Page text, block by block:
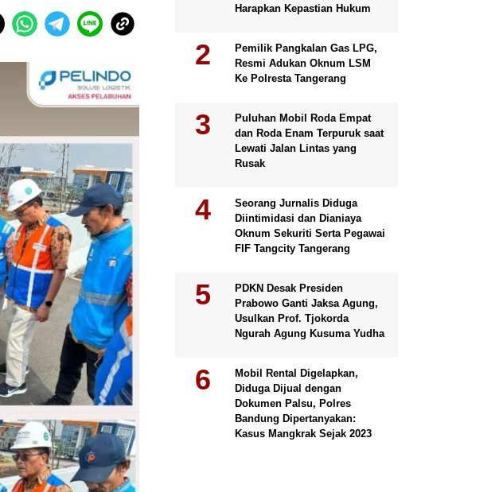
Harapkan Kepastian Hukum
Pemilik Pangkalan Gas LPG,
Resmi Adukan Oknum LSM
Ke Polresta Tangerang
Puluhan Mobil Roda Empat
dan Roda Enam Terpuruk saat
Lewati Jalan Lintas yang
Rusak
Seorang Jurnalis Diduga
Diintimidasi dan Dianiaya
Oknum Sekuriti Serta Pegawai
FIF Tangcity Tangerang
PDKN Desak Presiden
Prabowo Ganti Jaksa Agung,
Usulkan Prof. Tjokorda
Ngurah Agung Kusuma Yudha
Mobil Rental Digelapkan,
Diduga Dijual dengan
Dokumen Palsu, Polres
Bandung Dipertanyakan:
Kasus Mangkrak Sejak 2023